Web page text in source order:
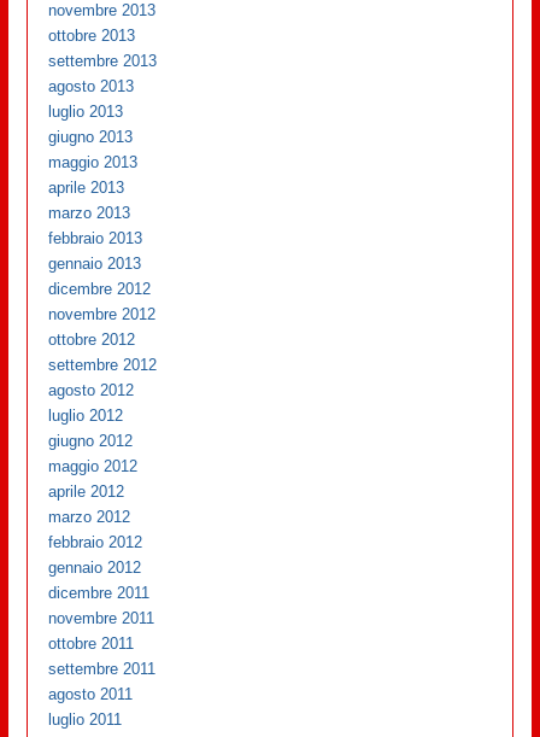
novembre 2013
ottobre 2013
settembre 2013
agosto 2013
luglio 2013
giugno 2013
maggio 2013
aprile 2013
marzo 2013
febbraio 2013
gennaio 2013
dicembre 2012
novembre 2012
ottobre 2012
settembre 2012
agosto 2012
luglio 2012
giugno 2012
maggio 2012
aprile 2012
marzo 2012
febbraio 2012
gennaio 2012
dicembre 2011
novembre 2011
ottobre 2011
settembre 2011
agosto 2011
luglio 2011